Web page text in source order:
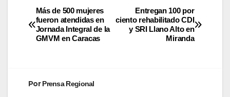
Entregan 100 por
ciento rehabilitado CDI
y SRI Llano Alto en
Miranda
Más de 500 mujeres
fueron atendidas en
Jornada Integral de la
GMVM en Caracas
PorPrensa Regional